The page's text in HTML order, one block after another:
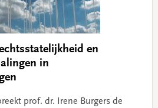
en
in
prof. dr. Irene Burgers de